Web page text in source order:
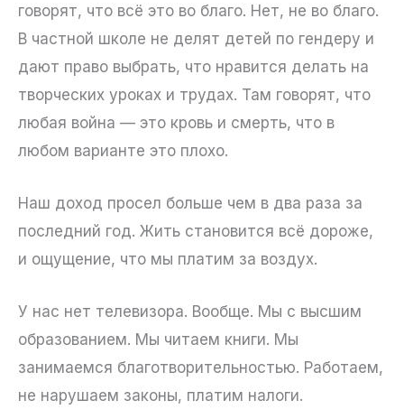
говорят, что всё это во благо. Нет, не во благо.
В частной школе не делят детей по гендеру и
дают право выбрать, что нравится делать на
творческих уроках и трудах. Там говорят, что
любая война — это кровь и смерть, что в
любом варианте это плохо.
Наш доход просел больше чем в два раза за
последний год. Жить становится всё дороже,
и ощущение, что мы платим за воздух.
У нас нет телевизора. Вообще. Мы с высшим
образованием. Мы читаем книги. Мы
занимаемся благотворительностью. Работаем,
не нарушаем законы, платим налоги.